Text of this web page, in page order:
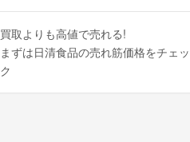
買取よりも高値で売れる!
まずは日清食品の売れ筋価格をチェッ
ク